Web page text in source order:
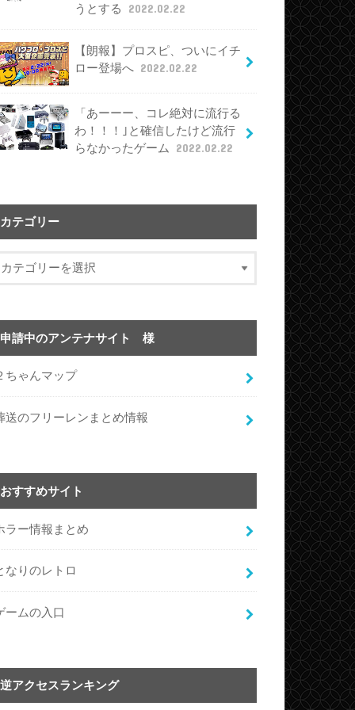
うとする 2022.02.22
【朗報】プロスピ、ついにイチ
ロー登場へ 2022.02.22
「あーーー、コレ絶対に流行る
わ！！！｣と確信したけど流行
らなかったゲーム
2022.02.22
カテゴリー
申請中のアンテナサイト 様
ちゃんマップ
送のフリーレンまとめ情報
おすすめサイト
ラー情報まとめ
なりのレトロ
ームの入口
逆アクセスランキング